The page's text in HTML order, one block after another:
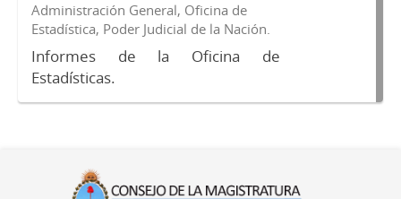
Administración General, Oficina de
Estadística, Poder Judicial de la Nación.
Informes de la Oficina de
Estadísticas.